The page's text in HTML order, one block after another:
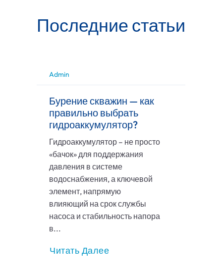
Последние статьи
Admin
Бурение скважин — как
правильно выбрать
гидроаккумулятор?
Гидроаккумулятор – не просто
«бачок» для поддержания
давления в системе
водоснабжения, а ключевой
элемент, напрямую
влияющий на срок службы
насоса и стабильность напора
в...
Читать Далее